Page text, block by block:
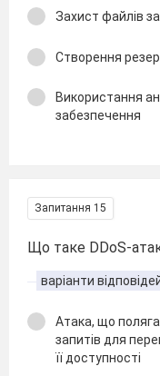
Захист файлів
Створення
Використання
забезпечення
Запитання 15
Що таке DDoS-
варіанти
Атака, що
запитів для
її доступності